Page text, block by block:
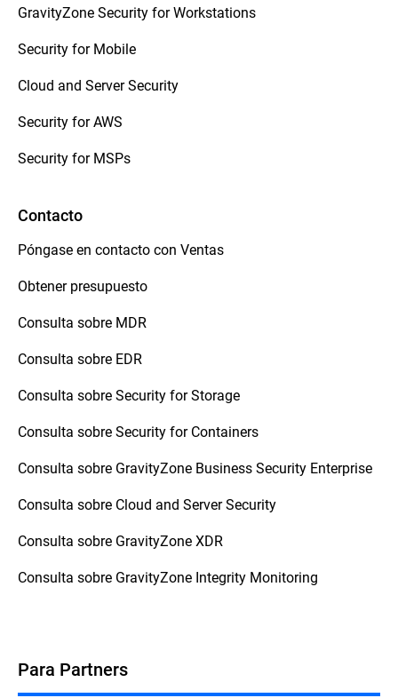
GravityZone Security for Workstations
Security for Mobile
Cloud and Server Security
Security for AWS
Security for MSPs
Contacto
Póngase en contacto con Ventas
Obtener presupuesto
Consulta sobre MDR
Consulta sobre EDR
Consulta sobre Security for Storage
Consulta sobre Security for Containers
Consulta sobre GravityZone Business Security Enterprise
Consulta sobre Cloud and Server Security
Consulta sobre GravityZone XDR
Consulta sobre GravityZone Integrity Monitoring
Para Partners